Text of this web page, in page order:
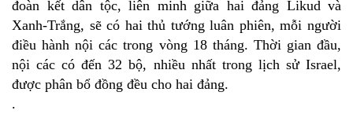
đoàn kết dân tộc, liên minh giữa hai đảng Likud và
Xanh-Trắng, sẽ có hai thủ tướng luân phiên, mỗi người
điều hành nội các trong vòng 18 tháng. Thời gian đầu,
nội các có đến 32 bộ, nhiều nhất trong lịch sử Israel,
được phân bổ đồng đều cho hai đảng.
.